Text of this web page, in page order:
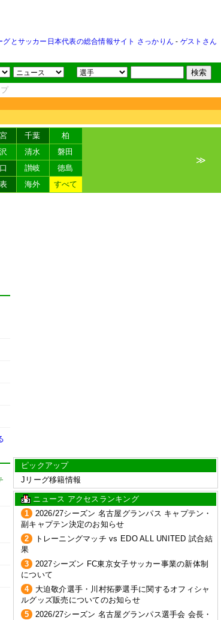
グとサッカー日本代表の総合情報サイト さっかりん - ゲストさん
千葉
柏
清水
磐田
讃岐
徳島
海外 すべて
≫
ピックアップ
Jリーグ移籍情報
ニュース アクセスランキング
1
2026/27シーズン 名古屋グランパス キャプテン・
副キャプテン決定のお知らせ
2
トレーニングマッチ vs EDO ALL UNITED 試合結
果
3
2027シーズン FC東京女子サッカー事業の新体制
について
4
大迫敬介選手・川村拓夢選手に関するオフィシャ
ルグッズ販売についてのお知らせ
5
2026/27シーズン 名古屋グランパス選手会 会長・